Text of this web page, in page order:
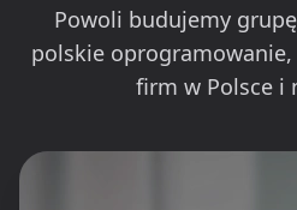
Powoli budujemy
polskie
firm w Polsce i